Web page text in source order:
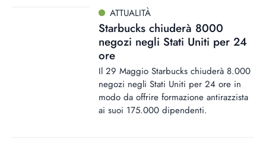
ATTUALITÀ
Starbucks chiuderà 8000
negozi negli Stati Uniti per 24
ore
Il 29 Maggio Starbucks chiuderà 8.000
negozi negli Stati Uniti per 24 ore in
modo da offrire formazione antirazzista
ai suoi 175.000 dipendenti.